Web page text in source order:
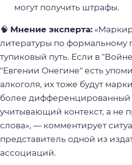
могут получить штрафы.
🧠 Мнение эксперта:
литературы по формальному
тупиковый путь. Если в
"Евгении Онегине" есть
алкоголя, их тоже будут
более дифференцированный
учитывающий контекст, а не
слова», — комментирует
представитель одной из
ассоциаций.